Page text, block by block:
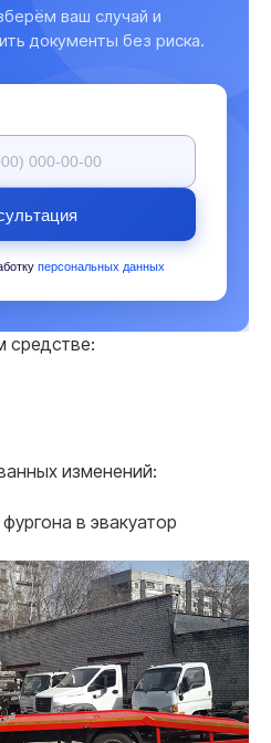
ваш случай и
документы без риска.
персональных данных
средстве:
изменений:
в эвакуатор